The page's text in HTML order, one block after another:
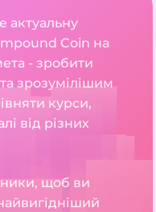
актуальну
Coin на
- зробити
зрозумілішим
курси,
від різних
щоб ви